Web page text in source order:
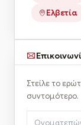
Ελβετία
Στείλε το
συντομότερο.